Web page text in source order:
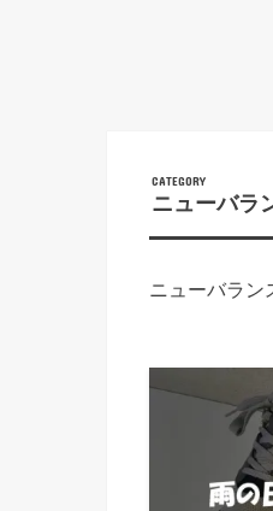
ニューバラ
ニューバラン